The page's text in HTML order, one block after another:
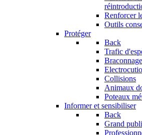
Renforcer
Outils
Protéger
Back
Trafic
Braconnage
Collisions
Animaux
Poteaux
Informer et sensibiliser
Back
Grand